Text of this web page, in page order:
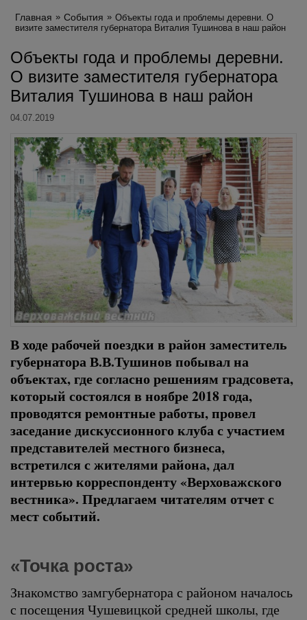
Главная События
Объекты года и проблемы деревни. О
визите заместителя губернатора Виталия Тушинова в наш район
Объекты года и проблемы деревни.
О визите заместителя губернатора
Виталия Тушинова в наш район
04.07.2019
В ходе рабочей поездки в район заместитель
губернатора В.В.Тушинов побывал на
объектах, где согласно решениям градсовета,
который состоялся в ноябре 2018 года,
проводятся ремонтные работы, провел
заседание дискуссионного клуба с участием
представителей местного бизнеса,
встретился с жителями района, дал
интервью корреспонденту «Верховажского
вестника». Предлагаем читателям отчет с
мест событий.
«Точка роста»
Знакомство замгубернатора с районом началось
с посещения Чушевицкой средней школы, где